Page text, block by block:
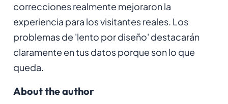
correcciones realmente mejoraron la
experiencia para los visitantes reales. Los
problemas de 'lento por diseño' destacarán
claramente en tus datos porque son lo que
queda.
About the author